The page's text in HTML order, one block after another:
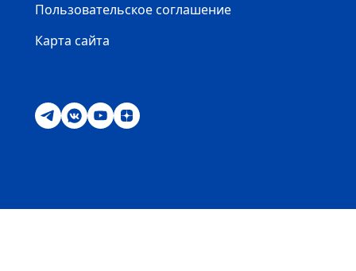
Пользовательское соглашение
Карта сайта